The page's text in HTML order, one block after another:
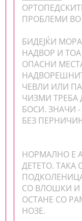
ПРОБЛЕМИ ВО
БИДЕЈЌИ
НАДВОР И
ОПАСНИ
ЧЕВЛИ ИЛИ
ЧИЗМИ ТРЕБА
БОСИ. ЗНАЧИ
БЕЗ
НОРМАЛНО E
ДЕТЕТО. ТАКА
СО ВЛОШКИ И
ОСТАНЕ СО
НОЗЕ.